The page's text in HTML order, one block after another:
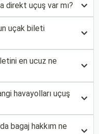
direkt uçuş var mı?
uçak bileti
en ucuz ne
havayolları uçuş
bagaj hakkım ne